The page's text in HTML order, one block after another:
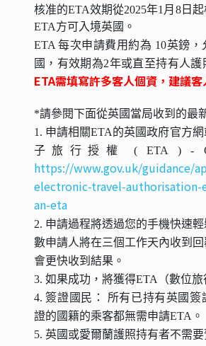
核准的ETA效期從2025年1月8日起
ETA方可入境英國 。
ETA 每次申請費用約為 10英鎊
國，有效期為2年或直至持有人護
ETA需填寫許多客人個資，建議
*請參閱下面從英國當局收到的最
1. 申請相關ETA的英國政府官方
子旅行授權 ( ETA ) -
https://www.gov.uk/guidance/
electronic-travel-authorisation-
an-eta
2. 申請過程將透過您的手機快速
數申請人將在三個工作天內收到
會更快收到結果。
3. 如果成功，將獲得ETA（數位旅
4. 簽證國民： 所有已持有英國簽
證的國籍的乘客都無需申請ETA。
5. 英國或愛爾蘭護照持有者不需要